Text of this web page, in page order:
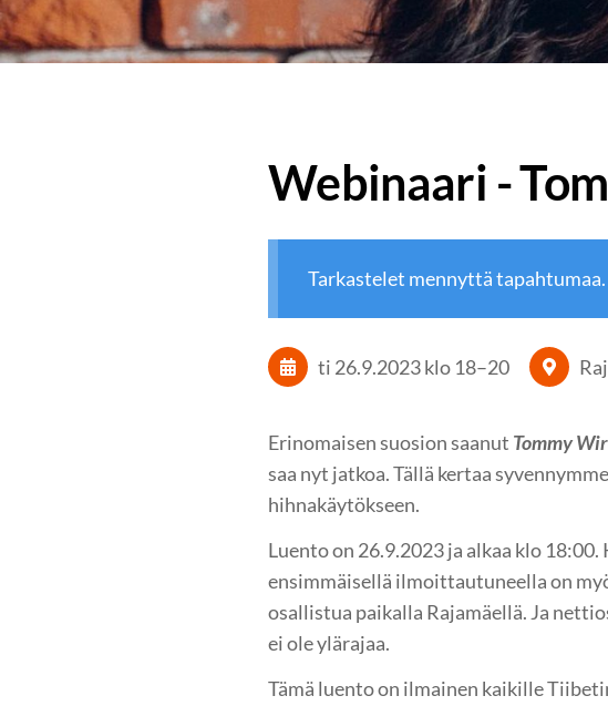
Webinaari -
Tarkastelet mennyttä tapahtumaa.
ti 26.9.2023klo 18–20
Erinomaisen suosion saanut Tommy
saa nyt jatkoa. Tällä kertaa syvennymme
hihnakäytökseen.
Luento on 26.9.2023 ja alkaa klo 18:00.
ensimmäisellä ilmoittautuneella on
osallistua paikalla Rajamäellä. Ja
ei ole ylärajaa.
Tämä luento on ilmainen kaikille